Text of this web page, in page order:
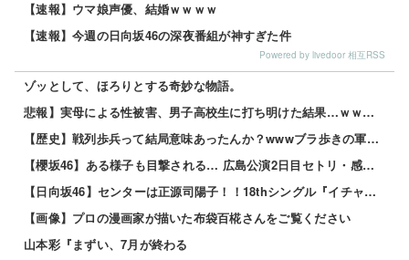
【速報】ウマ娘声優、結婚ｗｗｗｗ
【速報】今週の日向坂46の深夜番組が神すぎた件
Powered by livedoor 相互RSS
ゾッとして、ほろりとする奇妙な物語。
悲報】実母による性被害、男子高校生に打ち明けた結果…ｗｗｗｗ 他
【歴史】戦列歩兵って結局意味あったんか？wwwブラ歩きの軍隊かよ 他
【櫻坂46】ある様子も目撃される… 広島公演2日目セトリ・感想がこちら【全国ツアー2026 What’s lonesome?】
【日向坂46】センターは正源司陽子！！18thシングル『イチャイチャ虫』のフォーメーションが発表される！
【画像】プロの漫画家が描いた布袋百椛さんをご覧ください
山本彩『まずい、7月が終わる